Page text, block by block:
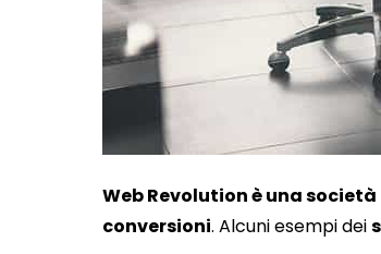
Web Revolution è una
conversioni. Alcuni esempi dei